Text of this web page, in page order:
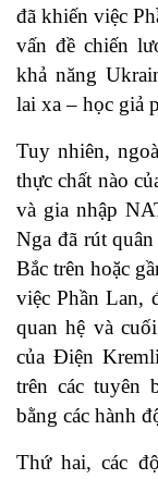
đã khiến việc
vấn đề chiến
khả năng
lai xa – học giả
Tuy nhiên,
thực chất nào
và gia nhập
Nga đã rútquân
Bắc trên hoặc
việc Phần Lan,
quan hệ và
của Điện
trên các tuyên
bằng các hành
Thứ hai, các